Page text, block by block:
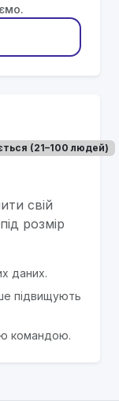
(21–100 людей)
свій
розмір
даних.
підвищують
командою.